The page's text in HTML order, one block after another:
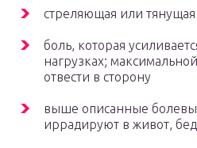
стреляющая или
боль, которая
нагрузках;
отвести в сторону
выше описанные
иррадируют в живот,